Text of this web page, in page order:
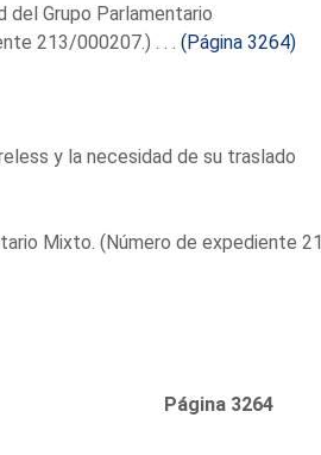
del Grupo Parlamentario
213/000207.) . . . (Página 3264)
y la necesidad de su traslado
Mixto. (Número de expediente
Página 3264